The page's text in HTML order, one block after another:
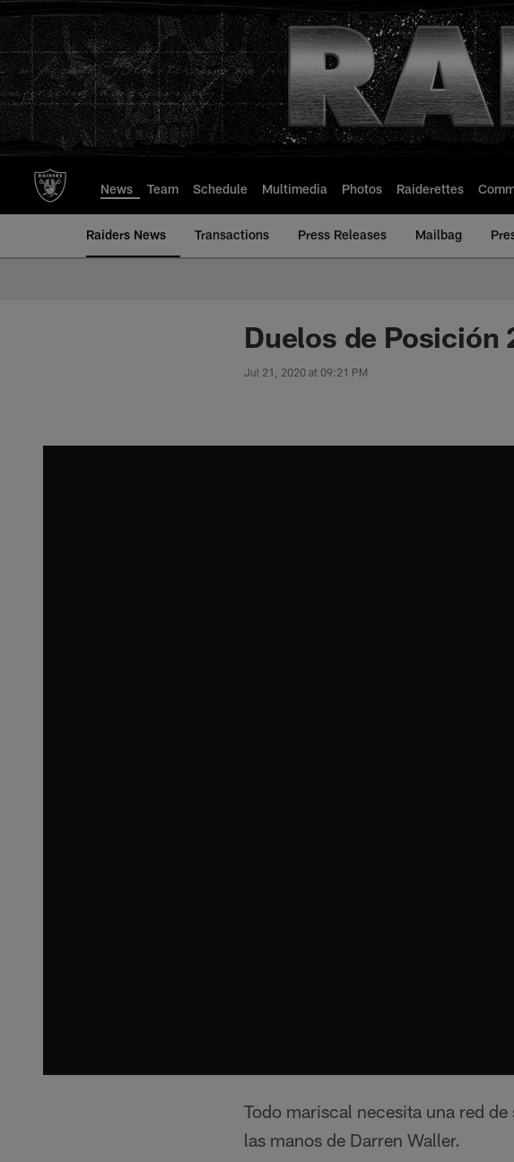
to
main
content
News Team Schedule Multimedia Photos Raiderettes
Raiders News Transactions Press Releases Mailbag
Duelos de Posición
Jul 21, 2020 at 09:21 PM
Todo mariscal necesita una red
las manos de Darren Waller.